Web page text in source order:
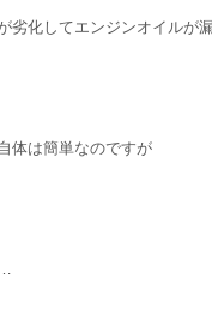
劣化してエンジンオイルが
体は簡単なのですが